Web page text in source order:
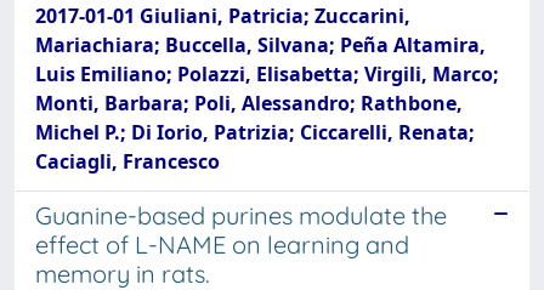
2017-01-01 Giuliani, Patricia; Zuccarini,
Mariachiara; Buccella, Silvana; Peña Altamira,
Luis Emiliano; Polazzi, Elisabetta; Virgili, Marco;
Monti, Barbara; Poli, Alessandro; Rathbone,
Michel P.; Di Iorio, Patrizia; Ciccarelli, Renata;
Caciagli, Francesco
Guanine-based purines modulate the
effect of L-NAME on learning and
memory in rats.